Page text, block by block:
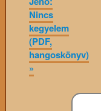
Nincs
kegyelem
(PDF,
hangoskönyv)
»